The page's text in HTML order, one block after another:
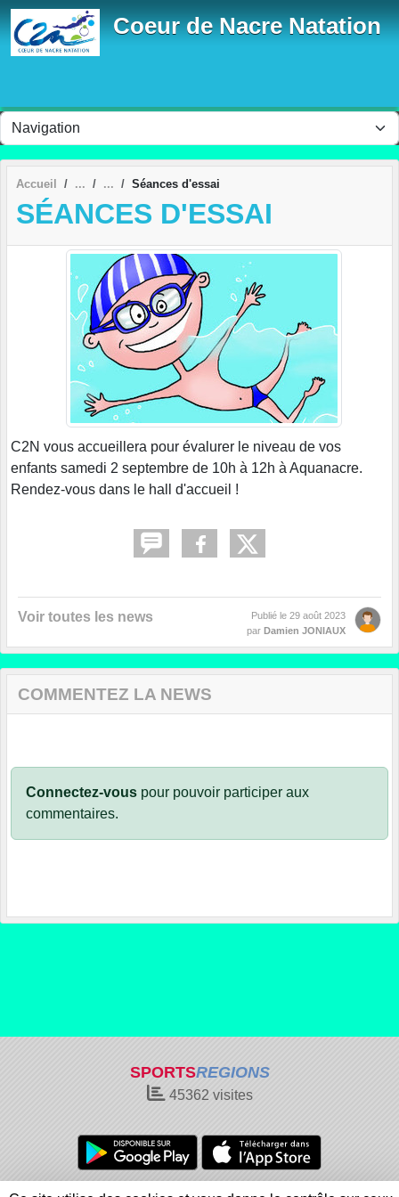
Coeur de Nacre Natation
Accueil Séances d'essai
SÉANCES D'ESSAI
C2N vous accueillera pour évalurer le niveau de vos
enfants samedi 2 septembre de 10h à 12h à Aquanacre.
Rendez-vous dans le hall d'accueil !
Voir toutes les news Publié le 29 août 2023
par Damien JONIAUX
COMMENTEZ LA NEWS
Connectez-vous pour pouvoir participer aux
commentaires.
SPORTSREGIONS
45362 visites
Panneau de gestion des cookies